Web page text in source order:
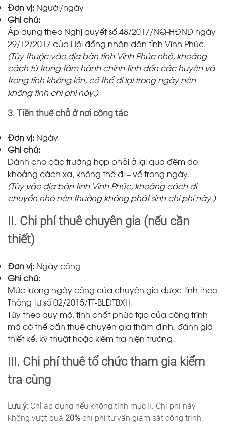
Đơn vị: Người/ngày
Ghi chú:
Áp dụng theo Nghị quyết số 48/2017/NQ-HĐND ngày
29/12/2017 của Hội đồng nhân dân tỉnh Vĩnh Phúc.
(Tùy thuộc vào địa bàn tỉnh Vĩnh Phúc nhỏ, khoảng
cách từ trung tâm hành chính tỉnh đến các huyện và
trong tỉnh không lớn, có thể đi lại trong ngày nên
không tính chi phí này.)
3. Tiền thuê chỗ ở nơi công tác
Đơn vị: Ngày
Ghi chú:
Dành cho các trường hợp phải ở lại qua đêm do
khoảng cách xa, không thể đi – về trong ngày.
(Tùy vào địa bàn tỉnh Vĩnh Phúc, khoảng cách di
chuyển nhỏ nên thường không phát sinh chi phí này.)
II. Chi phí thuê chuyên gia (nếu cần
thiết)
Đơn vị: Ngày công
Ghi chú:
Mức lương ngày công của chuyên gia được tính theo
Thông tư số 02/2015/TT-BLĐTBXH.
Tùy theo quy mô, tính chất phức tạp của công trình
mà có thể cần thuê chuyên gia thẩm định, đánh giá
thiết kế, kỹ thuật hoặc kiểm tra hiện trường.
III. Chi phí thuê tổ chức tham gia kiểm
tra cùng
Lưu ý: Chỉ áp dụng nếu không tính mục II. Chi phí này
không vượt quá 20% chi phí tư vấn giám sát công trình.